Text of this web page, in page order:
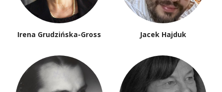
Irena Grudzińska-Gross Jacek Hajduk